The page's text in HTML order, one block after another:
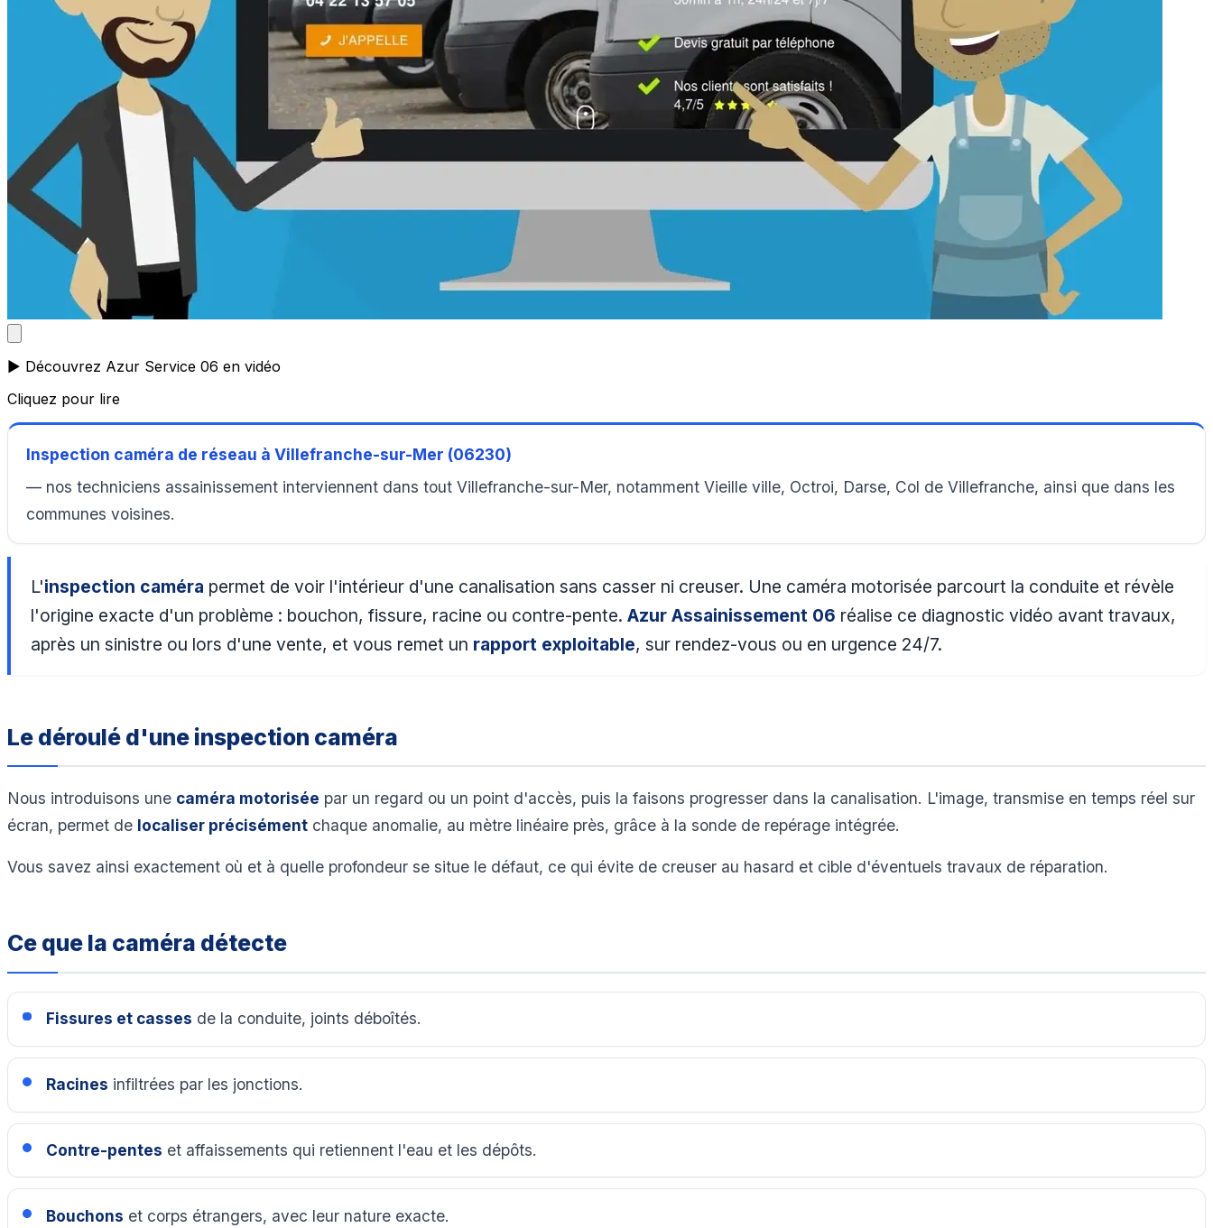
▶️ Découvrez Azur Service 06 en vidéo
Cliquez pour lire
Inspection caméra de réseau à Villefranche-sur-Mer (06230)
— nos techniciens assainissement interviennent dans tout Villefranche-sur-Mer, notamment Vieille ville, Octroi, Darse, Col de Villefranche, ainsi que dans les
communes voisines.
L'inspection caméra permet de voir l'intérieur d'une canalisation sans casser ni creuser. Une caméra motorisée parcourt la conduite et révèle
l'origine exacte d'un problème : bouchon, fissure, racine ou contre-pente.Azur Assainissement 06 réalise ce diagnostic vidéo avant travaux,
après un sinistre ou lors d'une vente, et vous remet un rapport exploitable, sur rendez-vous ou en urgence 24/7.
Le déroulé d'une inspection caméra
Nous introduisons une caméra motorisée par un regard ou un point d'accès, puis la faisons progresser dans la canalisation. L'image, transmise en temps réel sur
écran, permet de localiser précisément chaque anomalie, au mètre linéaire près, grâce à la sonde de repérage intégrée.
Vous savez ainsi exactement où et à quelle profondeur se situe le défaut, ce qui évite de creuser au hasard et cible d'éventuels travaux de réparation.
Ce que la caméra détecte
Fissures et casses de la conduite, joints déboîtés.
Racines infiltrées par les jonctions.
Contre-pentes et affaissements qui retiennent l'eau et les dépôts.
Bouchons et corps étrangers, avec leur nature exacte.